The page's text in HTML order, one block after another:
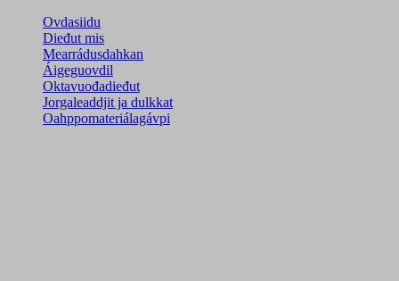
Ovdasiidu
Dieđut mis
Mearrádusdahkan
Áigeguovdil
Oktavuođadieđut
Jorgaleaddjit ja dulkkat
Oahppomateriálagávpi